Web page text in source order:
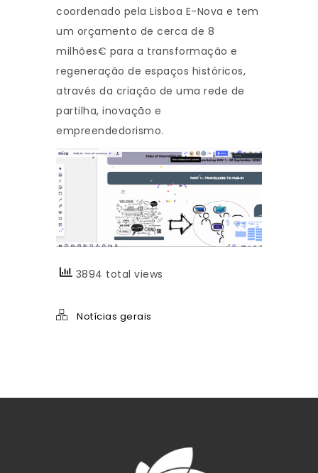
coordenado pela Lisboa E-Nova e tem
um orçamento de cerca de 8
milhões€ para a transformação e
regeneração de espaços históricos,
através da criação de uma rede de
partilha, inovação e
empreendedorismo.
3894 total views
Notícias gerais